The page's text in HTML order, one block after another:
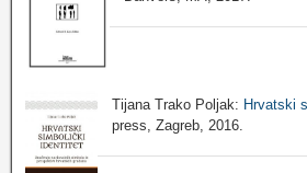
Tijana Trako Poljak: Hrvatski
press, Zagreb, 2016.